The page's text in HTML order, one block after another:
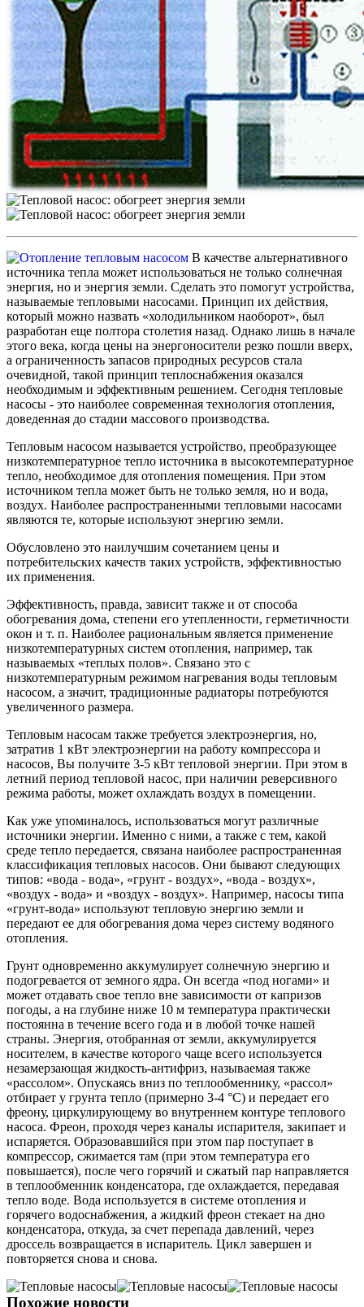
В качестве альтернативного
источника тепла может использоваться не только солнечная
энергия, но и энергия земли. Сделать это помогут устройства,
называемые тепловыми насосами. Принцип их действия,
который можно назвать «холодильником наоборот», был
разработан еще полтора столетия назад. Однако лишь в начале
этого века, когда цены на энергоносители резко пошли вверх,
а ограниченность запасов природных ресурсов стала
очевидной, такой принцип теплоснабжения оказался
необходимым и эффективным решением. Сегодня тепловые
насосы - это наиболее современная технология отопления,
доведенная до стадии массового производства.
Тепловым насосом называется устройство, преобразующее
низкотемпературное тепло источника в высокотемпературное
тепло, необходимое для отопления помещения. При этом
источником тепла может быть не только земля, но и вода,
воздух. Наиболее распространенными тепловыми насосами
являются те, которые используют энергию земли.
Обусловлено это наилучшим сочетанием цены и
потребительских качеств таких устройств, эффективностью
их применения.
Эффективность, правда, зависит также и от способа
обогревания дома, степени его утепленности, герметичности
окон и т. п. Наиболее рациональным является применение
низкотемпературных систем отопления, например, так
называемых «теплых полов». Связано это с
низкотемпературным режимом нагревания воды тепловым
насосом, а значит, традиционные радиаторы потребуются
увеличенного размера.
Тепловым насосам также требуется электроэнергия, но,
затратив 1 кВт электроэнергии на работу компрессора и
насосов, Вы получите 3-5 кВт тепловой энергии. При этом в
летний период тепловой насос, при наличии реверсивного
режима работы, может охлаждать воздух в помещении.
Как уже упоминалось, использоваться могут различные
источники энергии. Именно с ними, а также с тем, какой
среде тепло передается, связана наиболее распространенная
классификация тепловых насосов. Они бывают следующих
типов: «вода - вода», «грунт - воздух», «вода - воздух»,
«воздух - вода» и «воздух - воздух». Например, насосы типа
«грунт-вода» используют тепловую энергию земли и
передают ее для обогревания дома через систему водяного
отопления.
Грунт одновременно аккумулирует солнечную энергию и
подогревается от земного ядра. Он всегда «под ногами» и
может отдавать свое тепло вне зависимости от капризов
погоды, а на глубине ниже 10 м температура практически
постоянна в течение всего года и в любой точке нашей
страны. Энергия, отобранная от земли, аккумулируется
носителем, в качестве которого чаще всего используется
незамерзающая жидкость-антифриз, называемая также
«рассолом». Опускаясь вниз по теплообменнику, «рассол»
отбирает у грунта тепло (примерно 3-4 °С) и передает его
фреону, циркулирующему во внутреннем контуре теплового
насоса. Фреон, проходя через каналы испарителя, закипает и
испаряется. Образовавшийся при этом пар поступает в
компрессор, сжимается там (при этом температура его
повышается), после чего горячий и сжатый пар направляется
в теплообменник конденсатора, где охлаждается, передавая
тепло воде. Вода используется в системе отопления и
горячего водоснабжения, а жидкий фреон стекает на дно
конденсатора, откуда, за счет перепада давлений, через
дроссель возвращается в испаритель. Цикл завершен и
повторяется снова и снова.
Похожие новости